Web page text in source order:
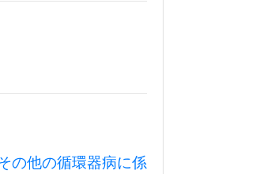
の他の循環器病に係